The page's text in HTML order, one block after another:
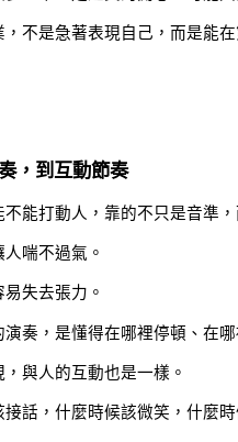
，不是急著表現自己，而是能
，到互動節奏
不能打動人，靠的不只是音準，
喘不過氣。
失去張力。
演奏，是懂得在哪裡停頓、在
與人的互動也是一樣。
接話，什麼時候該微笑，什麼